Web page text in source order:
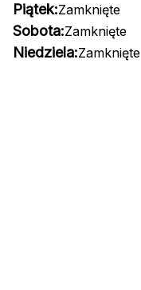
Piątek:Zamknięte
Sobota:Zamknięte
Niedziela:Zamknięte